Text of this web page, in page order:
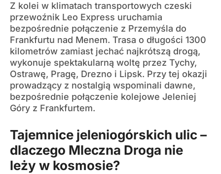
Z kolei w klimatach transportowych czeski
przewoźnik Leo Express uruchamia
bezpośrednie połączenie z Przemyśla do
Frankfurtu nad Menem. Trasa o długości 1300
kilometrów zamiast jechać najkrótszą drogą,
wykonuje spektakularną woltę przez Tychy,
Ostrawę, Pragę, Drezno i Lipsk. Przy tej okazji
prowadzący z nostalgią wspominali dawne,
bezpośrednie połączenie kolejowe Jeleniej
Góry z Frankfurtem.
Tajemnice jeleniogórskich ulic –
dlaczego Mleczna Droga nie
leży w kosmosie?